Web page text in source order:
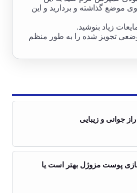
موضع گذاشته و بردارید و این
زیاد بنوشید.
تجویز شده را به طور منظم
راز جوانی و زیبایی
پوست مزوژل بهتر است یا